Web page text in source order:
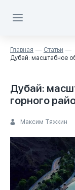
Главная
Статьи
Дубай: масштабное
Дубай:
горного
Максим Тяжкин